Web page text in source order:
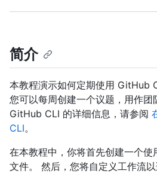
简介
本教程演示如何定期使用 GitHub
您可以每周创建一个议题，用作团
GitHub CLI 的详细信息，请参阅
CLI。
在本教程中，你将首先创建一个
文件。 然后，您将自定义工作流以